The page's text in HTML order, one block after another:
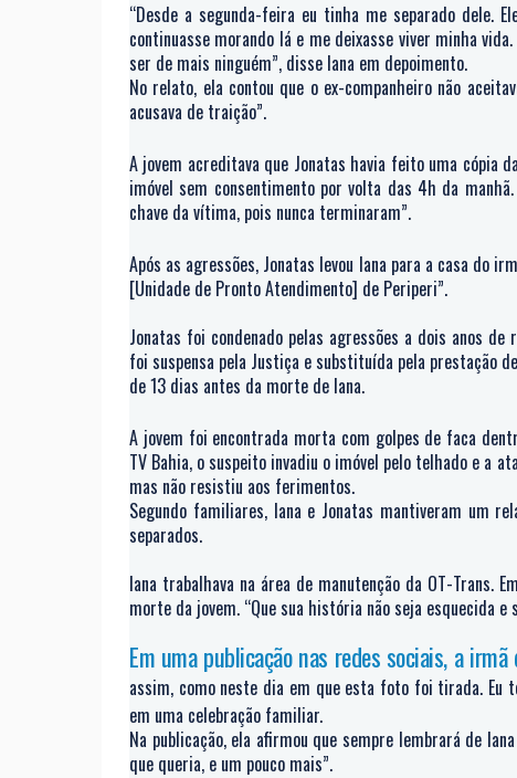
“Desde a segunda-feira eu tinha me separado dele.
continuasse morando lá e me deixasse viver minha
ser de mais ninguém”, disse Iana em depoimento.
No relato, ela contou que o ex-companheiro não
acusava de traição”.
A jovem acreditava que Jonatas havia feito uma cópia
imóvel sem consentimento por volta das 4h da
chave da vítima, pois nunca terminaram”.
Após as agressões, Jonatas levou Iana para a casa do
[Unidade de Pronto Atendimento] de Periperi”.
Jonatas foi condenado pelas agressões a dois anos
foi suspensa pela Justiça e substituída pela prestação
de 13 dias antes da morte de Iana.
A jovem foi encontrada morta com golpes de faca
TV Bahia, o suspeito invadiu o imóvel pelo telhado e a
mas não resistiu aos ferimentos.
Segundo familiares, Iana e Jonatas mantiveram um
separados.
Iana trabalhava na área de manutenção da OT-Trans.
morte da jovem. “Que sua história não seja esquecida
Em uma publicação nas redes sociais, a
assim, como neste dia em que esta foto foi tirada. Eu
em uma celebração familiar.
Na publicação, ela afirmou que sempre lembrará de
que queria, e um pouco mais”.